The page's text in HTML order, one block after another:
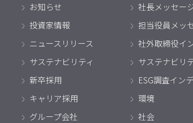
お知らせ
投資家情報
ニュースリリース
サステナビリティ
新卒採用
キャリア採用
グループ会社
社長メッセー
担当役員メッ
社外取締役イ
サステナビリ
ESG調査イン
環境
社会